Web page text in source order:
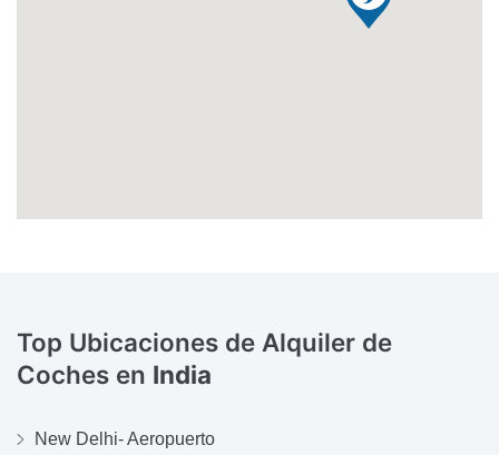
Top Ubicaciones de Alquiler de
Coches en India
New Delhi- Aeropuerto